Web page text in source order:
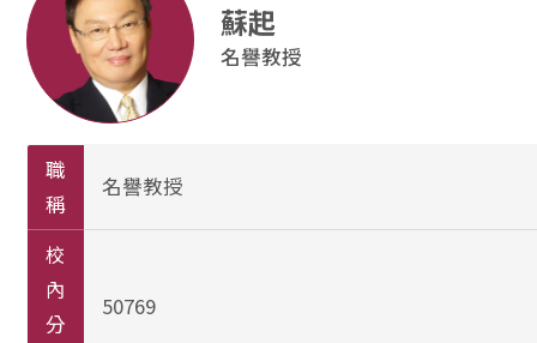
蘇起
名譽教授
職
稱
名譽教授
校
內
分
50769